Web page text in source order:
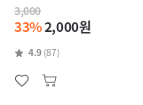
3,000
33%2,000원
4.9 (87)